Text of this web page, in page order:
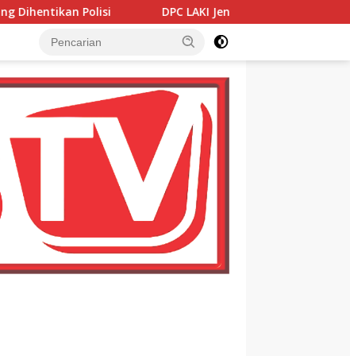
DPC LAKI Jeneponto Perkuat Sinergi dengan